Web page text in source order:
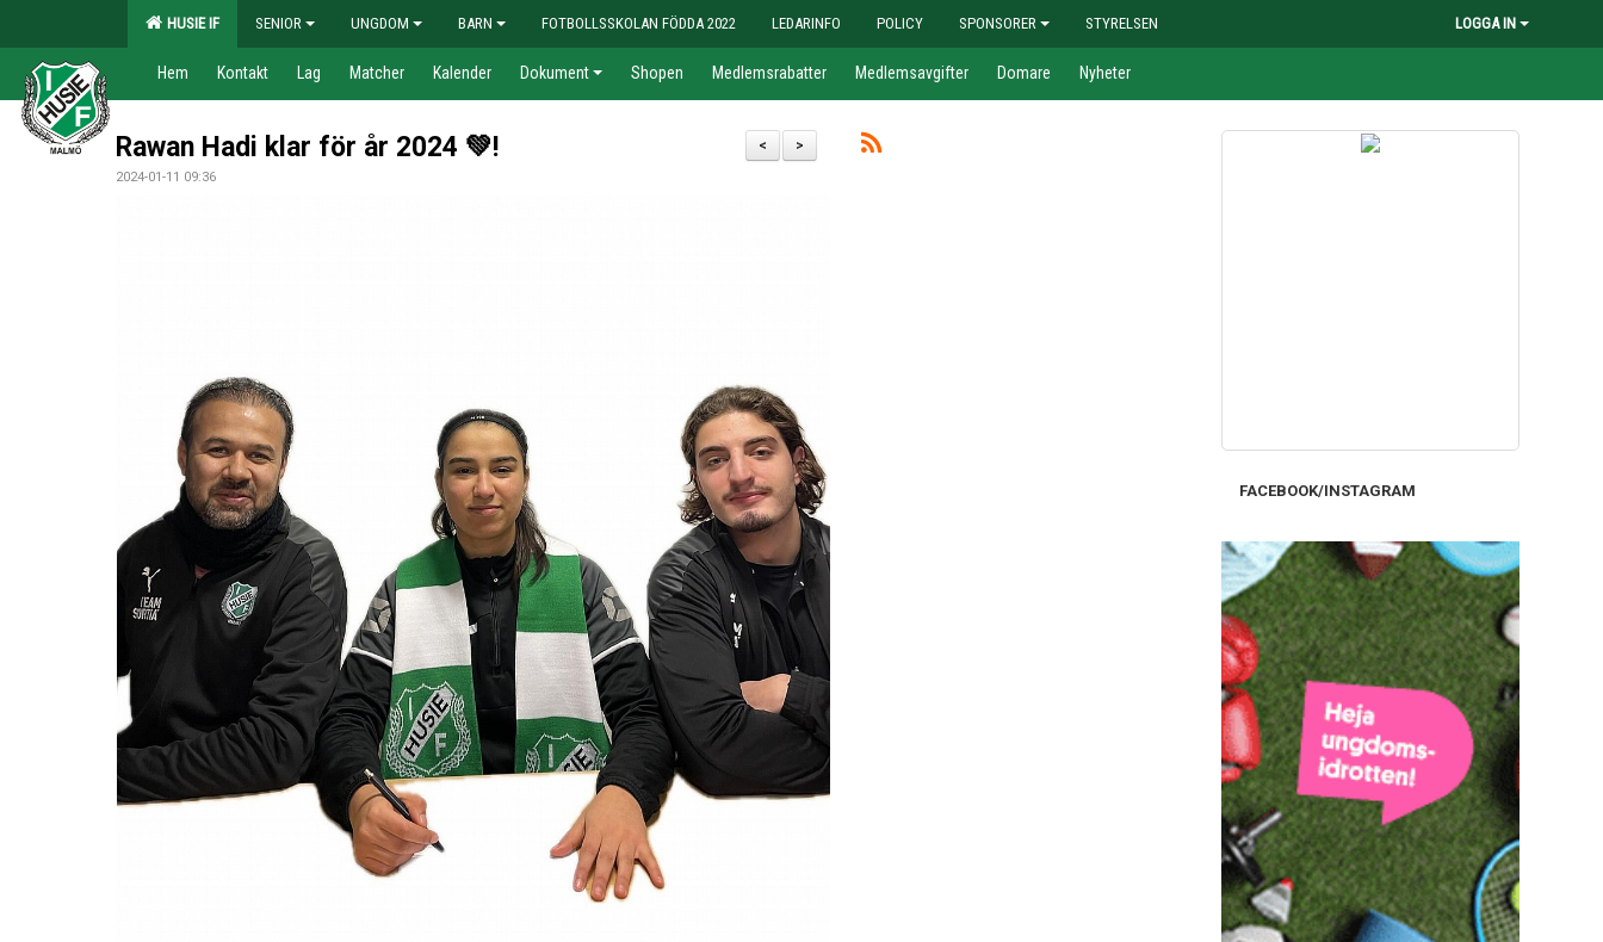
HUSIE IF SENIOR UNGDOM BARN FOTBOLLSSKOLAN FÖDDA 2022 LEDARINFO POLICY SPONSORER STYRELSEN LOGGA IN
Hem Kontakt Lag Matcher Kalender Dokument Shopen Medlemsrabatter Medlemsavgifter Domare Nyheter
>
<
Rawan Hadi klar för år 2024 💚!
2024-01-11 09:36
FACEBOOK/INSTAGRAM